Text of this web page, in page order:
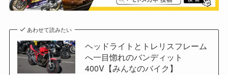
あわせて読みたい
ヘッドライトとトレリスフレーム
へ一目惚れのバンディット
400V【みんなのバイク】